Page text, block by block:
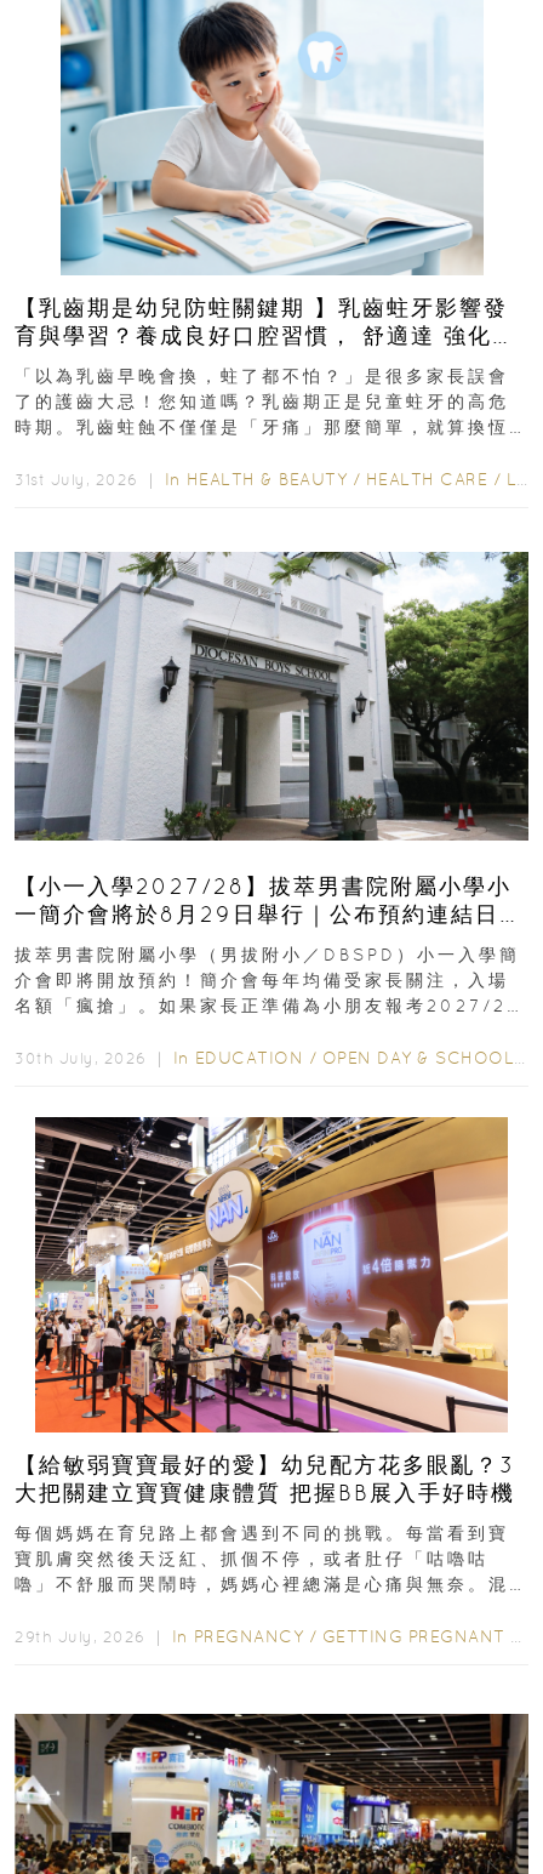
【乳齒期是幼兒防蛀關鍵期 】乳齒蛀牙影響發
育與學習？養成良好口腔習慣， 舒適達 強化琺
瑯質 兒童牙膏防護指南
「以為乳齒早晚會換，蛀了都不怕？」是很多家長誤會
了的護齒大忌！您知道嗎？乳齒期正是兒童蛀牙的高危
時期。乳齒蛀蝕不僅僅是「牙痛」那麼簡單，就算換恆
31st July, 2026 ｜ In HEALTH & BEAUTY / HEALTH CARE / LIFESTYLE
【小一入學2027/28】拔萃男書院附屬小學小
一簡介會將於8月29日舉行｜公布預約連結日期
｜更設有網上重溫
拔萃男書院附屬小學（男拔附小／DBSPD）小一入學簡
介會即將開放預約！簡介會每年均備受家長關注，入場
名額「瘋搶」。如果家長正準備為小朋友報考2027/28
30th July, 2026 ｜ In EDUCATION / OPEN DAY & SCHOOL EVENTS
【給敏弱寶寶最好的愛】幼兒配方花多眼亂？3
大把關建立寶寶健康體質 把握BB展入手好時機
每個媽媽在育兒路上都會遇到不同的挑戰。每當看到寶
寶肌膚突然後天泛紅、抓個不停，或者肚仔「咕嚕咕
嚕」不舒服而哭鬧時，媽媽心裡總滿是心痛與無奈。混
29th July, 2026 ｜ In PREGNANCY / GETTING PREGNANT